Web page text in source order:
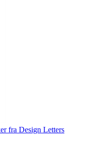
fra Design Letters